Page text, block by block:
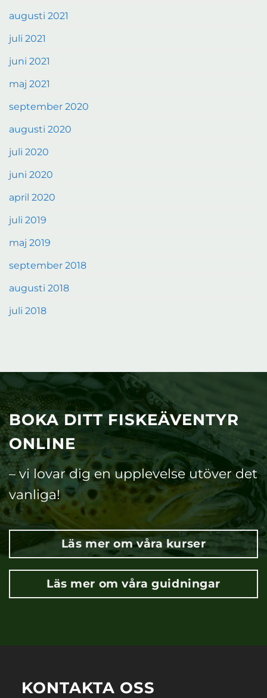
augusti 2021
juli 2021
juni 2021
maj 2021
september 2020
augusti 2020
juli 2020
juni 2020
april 2020
juli 2019
maj 2019
september 2018
augusti 2018
juli 2018
BOKA DITT FISKEÄVENTYR
ONLINE
– vi lovar dig en upplevelse utöver det
vanliga!
Läs mer om våra kurser
Läs mer om våra guidningar
KONTAKTA OSS